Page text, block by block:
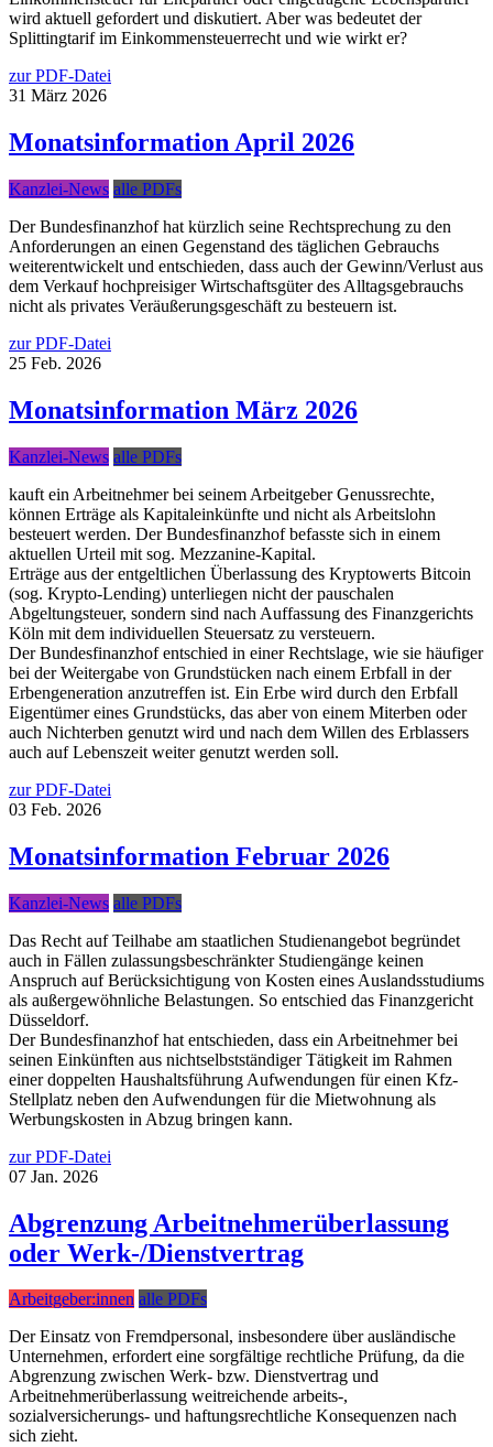
wird aktuell gefordert und diskutiert. Aber was bedeutet der
Splittingtarif im Einkommensteuerrecht und wie wirkt er?
zur PDF-Datei
31 März 2026
Monatsinformation April 2026
Kanzlei-News alle PDFs
Der Bundesfinanzhof hat kürzlich seine Rechtsprechung zu den
Anforderungen an einen Gegenstand des täglichen Gebrauchs
weiterentwickelt und entschieden, dass auch der Gewinn/Verlust aus
dem Verkauf hochpreisiger Wirtschaftsgüter des Alltagsgebrauchs
nicht als privates Veräußerungsgeschäft zu besteuern ist.
zur PDF-Datei
25 Feb. 2026
Monatsinformation März 2026
Kanzlei-News alle PDFs
kauft ein Arbeitnehmer bei seinem Arbeitgeber Genussrechte,
können Erträge als Kapitaleinkünfte und nicht als Arbeitslohn
besteuert werden. Der Bundesfinanzhof befasste sich in einem
aktuellen Urteil mit sog. Mezzanine-Kapital.
Erträge aus der entgeltlichen Überlassung des Kryptowerts Bitcoin
(sog. Krypto-Lending) unterliegen nicht der pauschalen
Abgeltungsteuer, sondern sind nach Auffassung des Finanzgerichts
Köln mit dem individuellen Steuersatz zu versteuern.
Der Bundesfinanzhof entschied in einer Rechtslage, wie sie häufiger
bei der Weitergabe von Grundstücken nach einem Erbfall in der
Erbengeneration anzutreffen ist. Ein Erbe wird durch den Erbfall
Eigentümer eines Grundstücks, das aber von einem Miterben oder
auch Nichterben genutzt wird und nach dem Willen des Erblassers
auch auf Lebenszeit weiter genutzt werden soll.
zur PDF-Datei
03 Feb. 2026
Monatsinformation Februar 2026
Kanzlei-News alle PDFs
Das Recht auf Teilhabe am staatlichen Studienangebot begründet
auch in Fällen zulassungsbeschränkter Studiengänge keinen
Anspruch auf Berücksichtigung von Kosten eines Auslandsstudiums
als außergewöhnliche Belastungen. So entschied das Finanzgericht
Düsseldorf.
Der Bundesfinanzhof hat entschieden, dass ein Arbeitnehmer bei
seinen Einkünften aus nichtselbstständiger Tätigkeit im Rahmen
einer doppelten Haushaltsführung Aufwendungen für einen Kfz-
Stellplatz neben den Aufwendungen für die Mietwohnung als
Werbungskosten in Abzug bringen kann.
zur PDF-Datei
07 Jan. 2026
Abgrenzung Arbeitnehmerüberlassung
oder Werk-/Dienstvertrag
Arbeitgeber:innen alle PDFs
Der Einsatz von Fremdpersonal, insbesondere über ausländische
Unternehmen, erfordert eine sorgfältige rechtliche Prüfung, da die
Abgrenzung zwischen Werk- bzw. Dienstvertrag und
Arbeitnehmerüberlassung weitreichende arbeits-,
sozialversicherungs- und haftungsrechtliche Konsequenzen nach
sich zieht.